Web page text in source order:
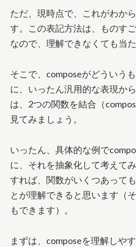
ただ、現時点で、これがわか
す。この表記方法は、ものす
なので、理解できなくても当た
そこで、composeがどういう
に、いったん汎用的な表現か
は、2つの関数を結合（
見てみましょう。
いったん、具体的な例で
に、それを抽象化して考えて
すれば、関数がいくつあって
とが理解できると思います（
もできます）。
まずは、composeを理解しや